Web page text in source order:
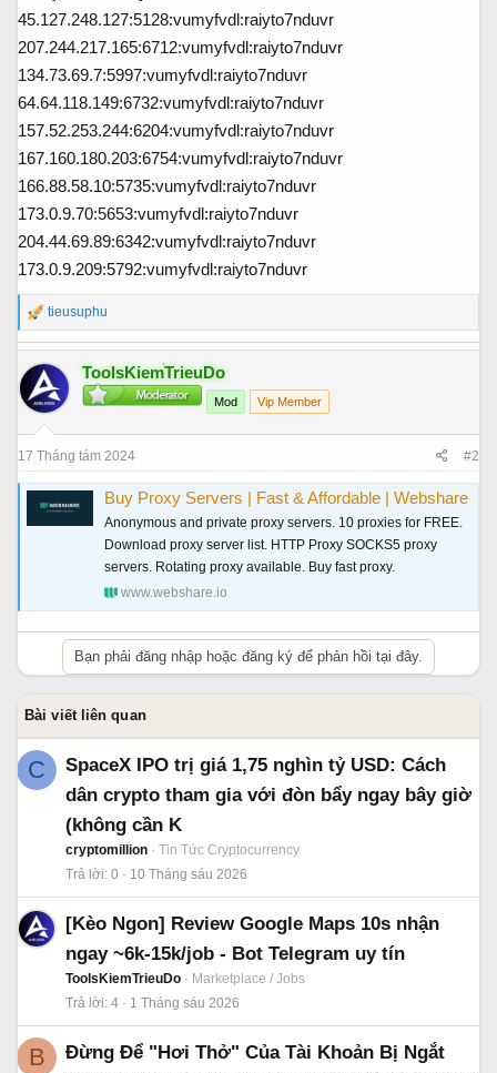
45.127.248.127:5128:vumyfvdl:raiyto7nduvr
207.244.217.165:6712:vumyfvdl:raiyto7nduvr
134.73.69.7:5997:vumyfvdl:raiyto7nduvr
64.64.118.149:6732:vumyfvdl:raiyto7nduvr
157.52.253.244:6204:vumyfvdl:raiyto7nduvr
167.160.180.203:6754:vumyfvdl:raiyto7nduvr
166.88.58.10:5735:vumyfvdl:raiyto7nduvr
173.0.9.70:5653:vumyfvdl:raiyto7nduvr
204.44.69.89:6342:vumyfvdl:raiyto7nduvr
173.0.9.209:5792:vumyfvdl:raiyto7nduvr
R
e
a
c
t
i
o
n
:
tieusuphu
ToolsKiemTrieuDo
Mod Vip Member
17 Tháng tám 2024 #2
Buy Proxy Servers | Fast & Affordable | Webshare
Anonymous and private proxy servers. 10 proxies for FREE.
Download proxy server list. HTTP Proxy SOCKS5 proxy
servers. Rotating proxy available. Buy fast proxy.
www.webshare.io
Bạn phải đăng nhập hoặc đăng ký để phản hồi tại đây.
Bài viết liên quan
C
SpaceX IPO trị giá 1,75 nghìn tỷ USD: Cách
dân crypto tham gia với đòn bẩy ngay bây giờ
(không cần K
cryptomillion
Tin Tức Cryptocurrency
Trả lời 0 10 Tháng sáu 2026
[Kèo Ngon] Review Google Maps 10s nhận
ngay ~6k-15k/job - Bot Telegram uy tín
ToolsKiemTrieuDo
Marketplace / Jobs
Trả lời 4 1 Tháng sáu 2026
B
Đừng Để "Hơi Thở" Của Tài Khoản Bị Ngắt